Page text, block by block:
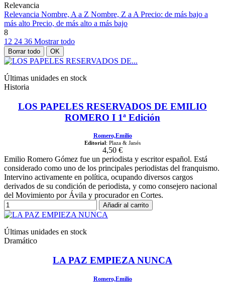
Relevancia
Relevancia Nombre, A a Z Nombre, Z a A Precio: de más bajo a
más alto Precio, de más alto a más bajo
8
12 24 36 Mostrar todo
Borrar todo OK
Últimas unidades en stock
Historia
LOS PAPELES RESERVADOS DE EMILIO
ROMERO I 1ª Edición
Romero,Emilio
Editorial : Plaza & Janés
4,50 €
Emilio Romero Gómez fue un periodista y escritor español. Está
considerado como uno de los principales periodistas del franquismo.
Intervino activamente en política, ocupando diversos cargos
derivados de su condición de periodista, y como consejero nacional
del Movimiento por Ávila y procurador en Cortes.
Añadir al carrito
Últimas unidades en stock
Dramático
LA PAZ EMPIEZA NUNCA
Romero,Emilio